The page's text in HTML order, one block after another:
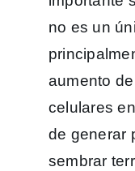
no es un
aumento
celulares
de generar
sembrar